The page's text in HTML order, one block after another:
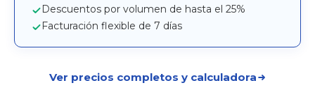
Descuentos por volumen de hasta el 25%
Facturación flexible de 7 días
Ver precios completos y calculadora